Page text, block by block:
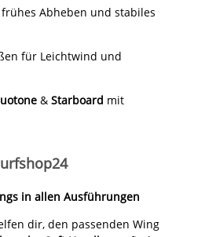
Abheben und stabiles
für Leichtwind und
& Starboard mit
in allen Ausführungen
dir, den passenden Wing